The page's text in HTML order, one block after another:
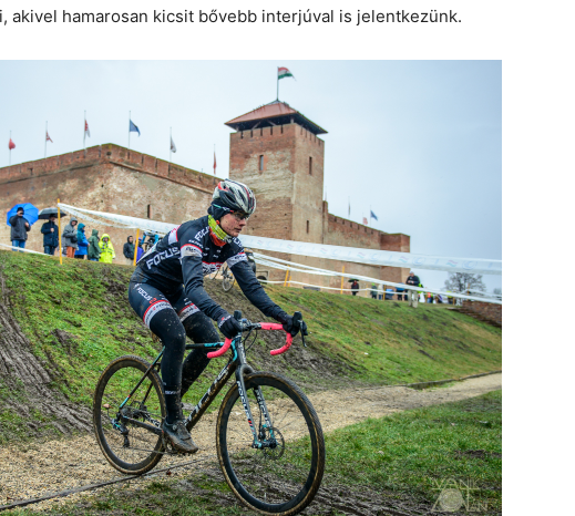
akivel hamarosan kicsit bővebb interjúval is jelentkezünk.